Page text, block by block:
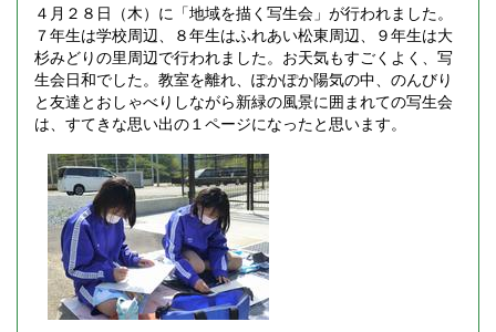
４月２８日（木）に「地域を描く写生会」が行われました。
７年生は学校周辺、８年生はふれあい松東周辺、９年生は大
杉みどりの里周辺で行われました。お天気もすごくよく、写
生会日和でした。教室を離れ、ぽかぽか陽気の中、のんびり
と友達とおしゃべりしながら新緑の風景に囲まれての写生会
は、すてきな思い出の１ページになったと思います。